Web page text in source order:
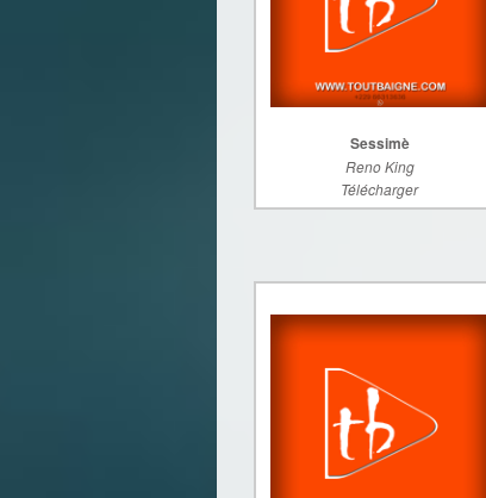
Sessimè
Reno King
Télécharger